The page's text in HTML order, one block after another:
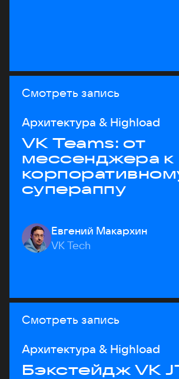
Смотреть запись
Архитектура & Highload
VK Teams: от
мессенджера к
супераппу
Евгений Макархин
VK Tech
Смотреть запись
Архитектура & Highload
Бэкстейдж VK